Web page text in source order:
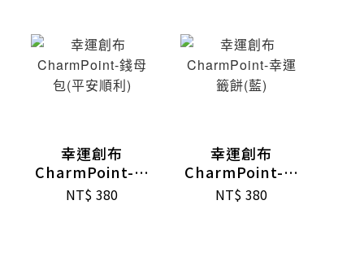
幸運創布
CharmPoint-錢
母包(平安順利)
NT$ 380
幸運創布
CharmPoint-幸
運籤餅(藍)
NT$ 380